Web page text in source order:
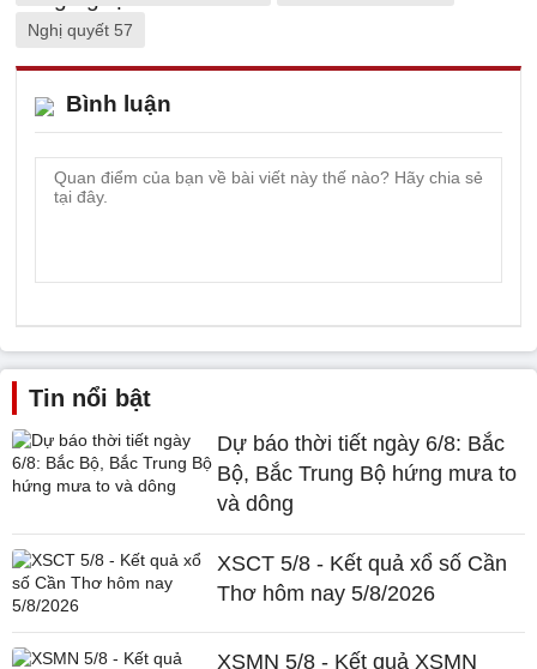
Nghị quyết 57
Bình luận
Tin nổi bật
Dự báo thời tiết ngày 6/8: Bắc
Bộ, Bắc Trung Bộ hứng mưa to
và dông
XSCT 5/8 - Kết quả xổ số Cần
Thơ hôm nay 5/8/2026
XSMN 5/8 - Kết quả XSMN